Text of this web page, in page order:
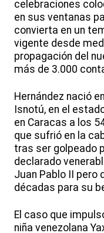
celebraciones
en sus ventanas
convierta en un
vigente desde
propagación del
más de 3.000
Hernández nació
Isnotú, en el
en Caracas a los
que sufrió en la
tras ser golpeado
declarado
Juan Pablo II pero
décadas para su
El caso que
niña venezolana